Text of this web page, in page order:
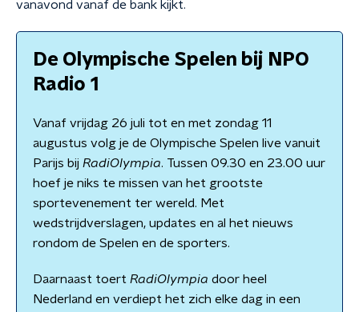
vanavond vanaf de bank kijkt.
De Olympische Spelen bij NPO
Radio 1
Vanaf vrijdag 26 juli tot en met zondag 11
augustus volg je de Olympische Spelen live vanuit
Parijs bij RadiOlympia. Tussen 09.30 en 23.00 uur
hoef je niks te missen van het grootste
sportevenement ter wereld. Met
wedstrijdverslagen, updates en al het nieuws
rondom de Spelen en de sporters.
Daarnaast toert RadiOlympia door heel
Nederland en verdiept het zich elke dag in een